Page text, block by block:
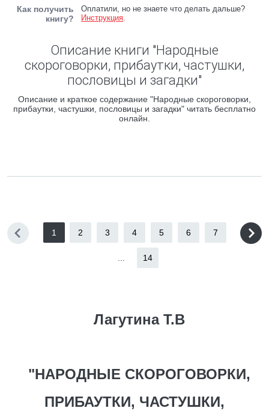
Как получить
книгу?
Оплатили, но не знаете что делать дальше?
Инструкция.
Описание книги "Народные
скороговорки, прибаутки, частушки,
пословицы и загадки"
Описание и краткое содержание "Народные скороговорки,
прибаутки, частушки, пословицы и загадки" читать бесплатно
онлайн.
1 2 3 4 5 6 7
14
Лагутина Т.В
"НАРОДНЫЕ СКОРОГОВОРКИ,
ПРИБАУТКИ, ЧАСТУШКИ,